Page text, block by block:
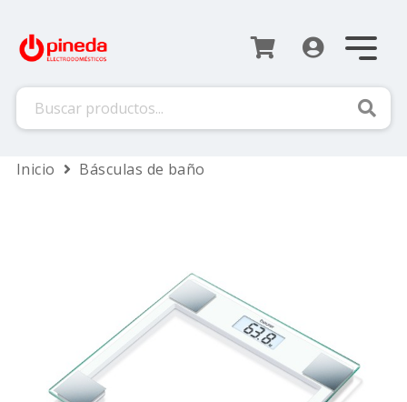
Inicio
 Básculas de baño